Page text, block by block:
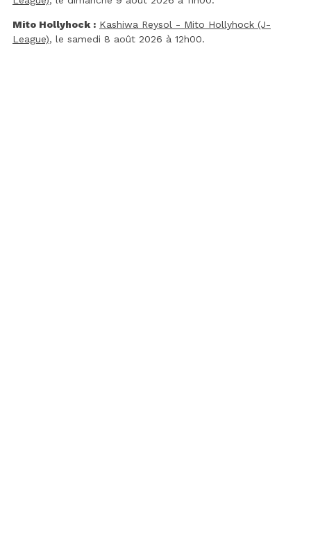
Mito Hollyhock : Kashiwa Reysol - Mito Hollyhock (J-
League), le samedi 8 août 2026 à 12h00.